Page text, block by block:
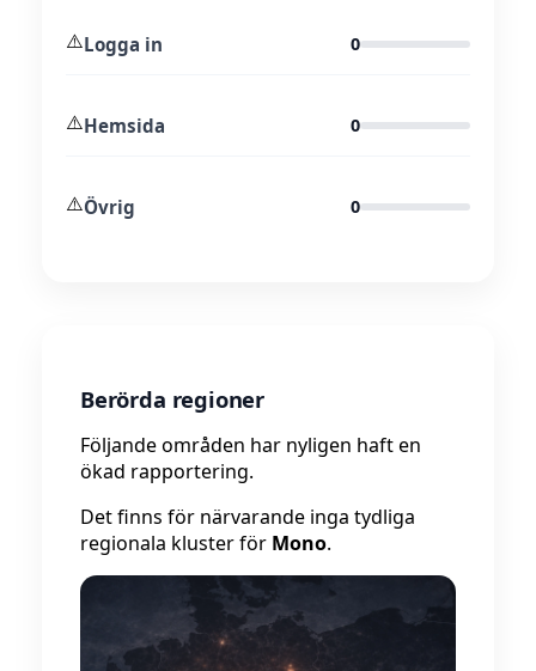
⚠️Logga in 0
⚠️Hemsida 0
⚠️Övrig 0
Berörda regioner
Följande områden har nyligen haft en
ökad rapportering.
Det finns för närvarande inga tydliga
regionala kluster för Mono.